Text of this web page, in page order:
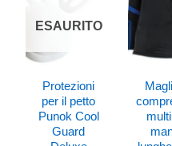
ESAURITO
Protezioni
per il petto
Punok Cool
Guard